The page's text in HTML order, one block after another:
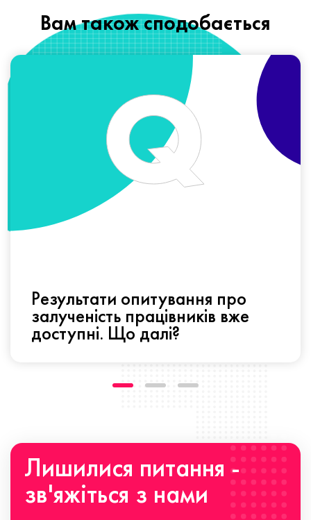
Вам також сподобається
Результати опитування про
залученість працівників вже
доступні. Що далі?
Лишилися питання -
зв'яжіться з нами